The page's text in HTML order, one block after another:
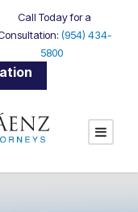
Call Today for a
(954) 434-
5800